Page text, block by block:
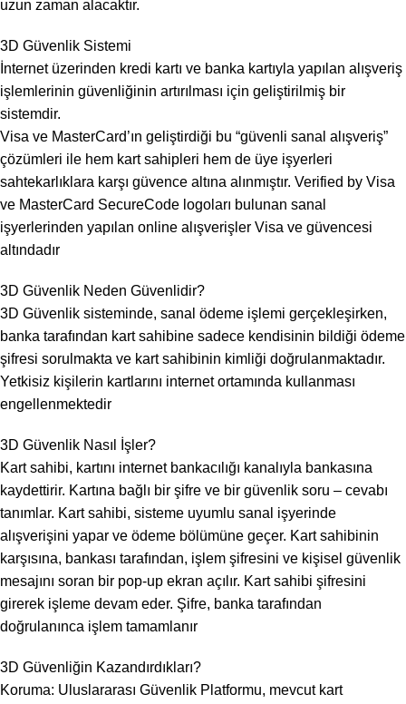
uzun zaman alacaktır.
3D Güvenlik Sistemi
İnternet üzerinden kredi kartı ve banka kartıyla yapılan alışveriş
işlemlerinin güvenliğinin artırılması için geliştirilmiş bir
sistemdir.
Visa ve MasterCard’ın geliştirdiği bu “güvenli sanal alışveriş”
çözümleri ile hem kart sahipleri hem de üye işyerleri
sahtekarlıklara karşı güvence altına alınmıştır. Verified by Visa
ve MasterCard SecureCode logoları bulunan sanal
işyerlerinden yapılan online alışverişler Visa ve güvencesi
altındadır
3D Güvenlik Neden Güvenlidir?
3D Güvenlik sisteminde, sanal ödeme işlemi gerçekleşirken,
banka tarafından kart sahibine sadece kendisinin bildiği ödeme
şifresi sorulmakta ve kart sahibinin kimliği doğrulanmaktadır.
Yetkisiz kişilerin kartlarını internet ortamında kullanması
engellenmektedir
3D Güvenlik Nasıl İşler?
Kart sahibi, kartını internet bankacılığı kanalıyla bankasına
kaydettirir. Kartına bağlı bir şifre ve bir güvenlik soru – cevabı
tanımlar. Kart sahibi, sisteme uyumlu sanal işyerinde
alışverişini yapar ve ödeme bölümüne geçer. Kart sahibinin
karşısına, bankası tarafından, işlem şifresini ve kişisel güvenlik
mesajını soran bir pop-up ekran açılır. Kart sahibi şifresini
girerek işleme devam eder. Şifre, banka tarafından
doğrulanınca işlem tamamlanır
3D Güvenliğin Kazandırdıkları?
Koruma: Uluslararası Güvenlik Platformu, mevcut kart